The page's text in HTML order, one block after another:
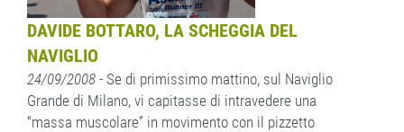
DAVIDE BOTTARO, LA SCHEGGIA DEL
NAVIGLIO
24/09/2008 - Se di primissimo mattino, sul Naviglio
Grande di Milano, vi capitasse di intravedere una
“massa muscolare” in movimento con il pizzetto